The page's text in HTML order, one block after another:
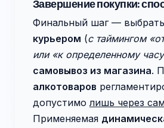
Завершение покупки:
Финальный шаг — выбрать
курьером (с таймингом
или «к определенному
самовывоз из магазина.
алкотоваров
допустимолишь через
Применяемая